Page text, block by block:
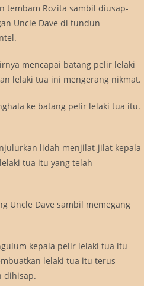
tembam Rozita sambil diusap-
Uncle Dave di tundun
mencapai batang pelir lelaki
lelaki tua ini mengerang nikmat.
ke batang pelir lelaki tua itu.
lidah menjilat-jilat kepala
tua itu yang telah
Uncle Dave sambil memegang
kepala pelir lelaki tua itu
lelaki tua itu terus
dihisap.